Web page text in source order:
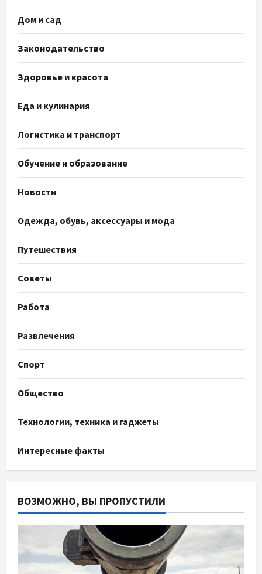
Дом и сад
Законодательство
Здоровье и красота
Еда и кулинария
Логистика и транспорт
Обучение и образование
Новости
Одежда, обувь, аксессуары и мода
Путешествия
Советы
Работа
Развлечения
Спорт
Общество
Технологии, техника и гаджеты
Интересные факты
ВОЗМОЖНО, ВЫ ПРОПУСТИЛИ